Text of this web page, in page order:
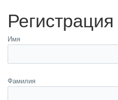
Регистрация
Имя
Фамилия